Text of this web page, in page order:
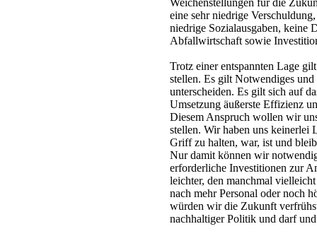
Weichenstellungen für die
eine sehr niedrige
niedrige Sozialausgaben,
Abfallwirtschaft sowie
Trotz einer entspannten Lage
stellen. Es gilt Notwendiges
unterscheiden. Es gilt sich auf
Umsetzung äußerste Effizienz
Diesem Anspruch wollen wir
stellen. Wir haben uns keinerlei
Griff zu halten, war, ist und
Nur damit können wir
erforderliche Investitionen zur
leichter, den manchmal
nach mehr Personal oder noch
würden wir die Zukunft
nachhaltiger Politik und darf